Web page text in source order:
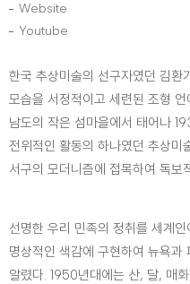
Website
Youtube
한국 추상미술의 선구자였던 김환
모습을 서정적이고 세련된 조형 언
남도의 작은 섬마을에서 태어나
전위적인 활동의 하나였던 추상미
서구의 모더니즘에 접목하여 독보
선명한 우리 민족의 정취를 세계
명상적인 색감에 구현하여 뉴욕과
알렸다. 1950년대에는 산, 달, 매